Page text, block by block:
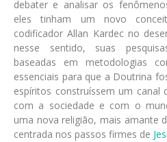
debater e analisar os
eles tinham um novo
codificador Allan Kardec no
nesse sentido, suas
baseadas em metodologias
essenciais para que a Doutrina
espíritos construíssem um canal
com a sociedade e com o
uma nova religião, mais amante
centrada nos passos firmes de